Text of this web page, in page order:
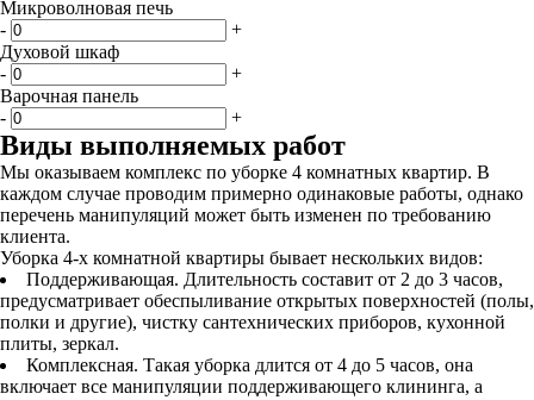
Микроволновая печь
-
+
Духовой шкаф
-
+
Варочная панель
-
+
Виды выполняемых работ
Мы оказываем комплекс по уборке 4 комнатных квартир. В
каждом случае проводим примерно одинаковые работы, однако
перечень манипуляций может быть изменен по требованию
клиента.
Уборка 4-х комнатной квартиры бывает нескольких видов:
Поддерживающая. Длительность составит от 2 до 3 часов,
предусматривает обеспыливание открытых поверхностей (полы,
полки и другие), чистку сантехнических приборов, кухонной
плиты, зеркал.
Комплексная. Такая уборка длится от 4 до 5 часов, она
включает все манипуляции поддерживающего клининга, а